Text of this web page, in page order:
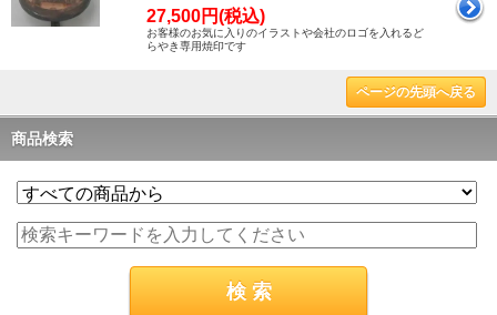
27,500円(税込)
お客様のお気に入りのイラストや会社のロゴを入れるど
らやき専用焼印です
ページの先頭へ戻る
商品検索